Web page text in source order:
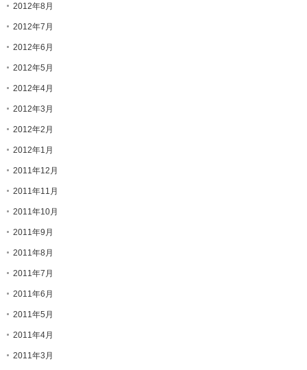
2012年8月
2012年7月
2012年6月
2012年5月
2012年4月
2012年3月
2012年2月
2012年1月
2011年12月
2011年11月
2011年10月
2011年9月
2011年8月
2011年7月
2011年6月
2011年5月
2011年4月
2011年3月